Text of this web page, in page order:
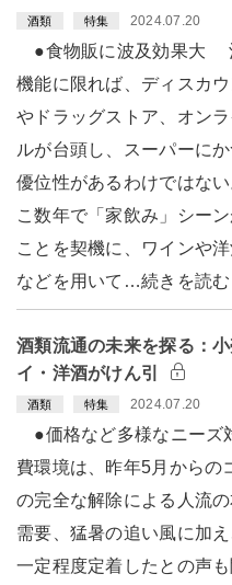
酒類 特集 2024.07.20
●食物販に波及効果大
機能に限れば、ディスカ
やドラッグストア、オン
ルが台頭し、スーパーに
優位性があるわけではない
こ数年で「家飲み」シー
ことを契機に、ワインや
などを用いて…続きを読む
酒類流通の未来を探る：
イ・洋酒がけん引
酒類 特集 2024.07.20
●価格など多様なニー
費環境は、昨年5月からの
の完全な解除による人流
需要、猛暑の追い風に加
一定程度定着したとの声